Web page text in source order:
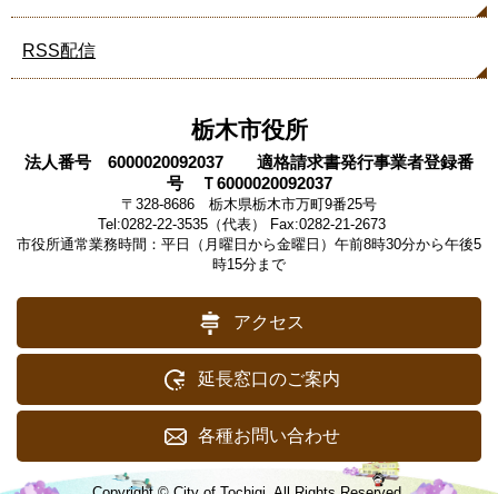
RSS配信
栃木市役所
法人番号 6000020092037 適格請求書発行事業者登録番
号 Ｔ6000020092037
〒328-8686 栃木県栃木市万町9番25号
Tel:0282-22-3535（代表） Fax:0282-21-2673
市役所通常業務時間：平日（月曜日から金曜日）午前8時30分から午後5
時15分まで
アクセス
延長窓口のご案内
各種お問い合わせ